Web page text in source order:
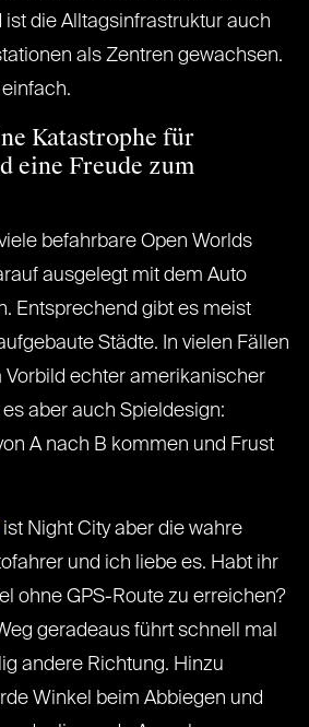
die Alltagsinfrastruktur auch
als Zentren gewachsen.
Katastrophe für
eine Freude zum
befahrbare Open Worlds
ausgelegt mit dem Auto
Entsprechend gibt es meist
Städte. In vielen Fällen
Vorbild echter amerikanischer
aber auch Spieldesign:
A nach B kommen und Frust
ist Night City aber die wahre
und ich liebe es. Habt ihr
ohne GPS-Route zu erreichen?
geradeaus führt schnell mal
andere Richtung. Hinzu
Winkel beim Abbiegen und